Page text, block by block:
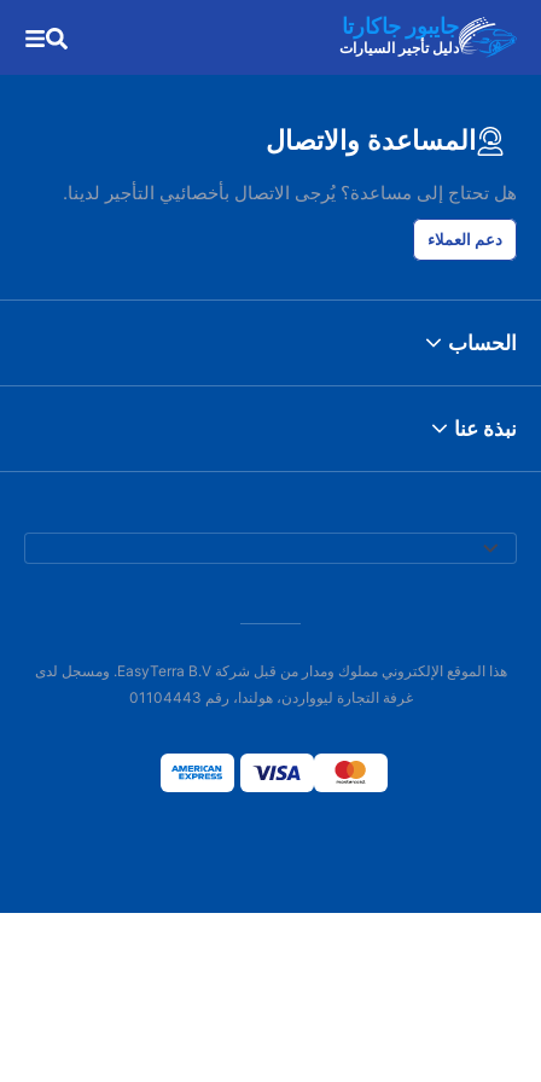
جايبور جاكارتا
دليل تأجير السيارات
المساعدة والاتصال
هل تحتاج إلى مساعدة؟ يُرجى الاتصال بأخصائيي التأجير لدينا.
دعم العملاء
الحساب
نبذة عنا
هذا الموقع الإلكتروني مملوك ومدار من قبل شركة EasyTerra B.V. ومسجل لدى
غرفة التجارة ليوواردن، هولندا، رقم 01104443